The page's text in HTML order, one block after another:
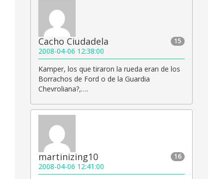
15
Cacho Ciudadela
2008-04-06 12:38:00
Kamper, los que tiraron la rueda eran de los
Borrachos de Ford o de la Guardia
Chevroliana?,….
16
martinizing10
2008-04-06 12:41:00